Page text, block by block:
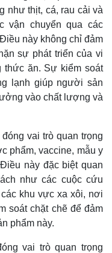
như thịt, cá, rau cải và
vận chuyển qua các
này không chỉ đảm
sự phát triển của vi
thức ăn. Sự kiểm soát
lạnh giúp người sản
vào chất lượng và
vai trò quan trọng
phẩm, vaccine, mẫu y
này đặc biệt quan
như các cuộc cứu
khu vực xa xôi, nơi
soát chặt chẽ để đảm
phẩm này.
vai trò quan trọng